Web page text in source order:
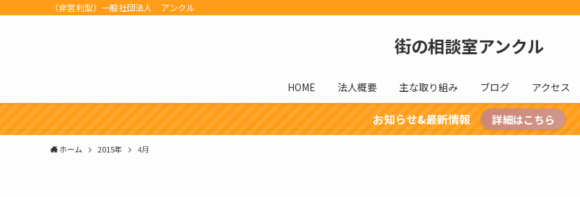
（非営利型）一般社団法人 アンクル
街の相談室アンクル
HOME 法人概要 主な取り組み ブログ アクセス
お知らせ&最新情報 詳細はこちら
ホーム 2015年 4月